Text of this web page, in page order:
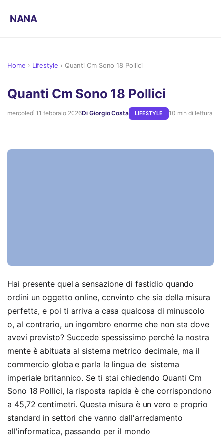
NANA
Home › Lifestyle › Quanti Cm Sono 18 Pollici
Quanti Cm Sono 18 Pollici
mercoledì 11 febbraio 2026Di Giorgio Costa LIFESTYLE 10 min di lettura
Hai presente quella sensazione di fastidio quando
ordini un oggetto online, convinto che sia della misura
perfetta, e poi ti arriva a casa qualcosa di minuscolo
o, al contrario, un ingombro enorme che non sta dove
avevi previsto? Succede spessissimo perché la nostra
mente è abituata al sistema metrico decimale, ma il
commercio globale parla la lingua del sistema
imperiale britannico. Se ti stai chiedendo Quanti Cm
Sono 18 Pollici, la risposta rapida è che corrispondono
a 45,72 centimetri. Questa misura è un vero e proprio
standard in settori che vanno dall'arredamento
all'informatica, passando per il mondo